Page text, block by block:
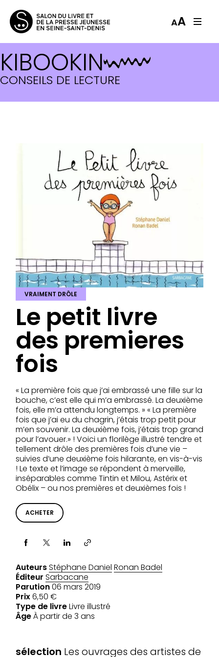
AA
KIBOOKIN
CONSEILS DE LECTURE
VRAIMENT DRÔLE
Le petit livre
des premieres
fois
« La première fois que j’ai embrassé une fille sur la
bouche, c’est elle qui m’a embrassé. La deuxième
fois, elle m’a attendu longtemps. » « La première
fois que j’ai eu du chagrin, j’étais trop petit pour
m’en souvenir. La deuxième fois, j’étais trop grand
pour l’avouer.» ! Voici un florilège illustré tendre et
tellement drôle des premières fois d’une vie –
suivies d’une deuxième fois hilarante, en vis-à-vis
! Le texte et l’image se répondent à merveille,
inséparables comme Tintin et Milou, Astérix et
Obélix – ou nos premières et deuxièmes fois !
ACHETER
Partager via
AuteursStéphane Daniel Ronan Badel
Éditeur Sarbacane
Parution06 mars 2019
Prix6,50 €
Type de livreLivre illustré
ÂgeÀ partir de 3 ans
sélection Les ouvrages des artistes de